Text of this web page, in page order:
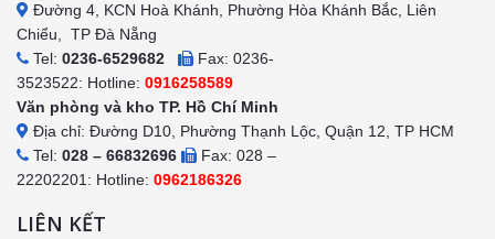
Đường 4, KCN Hoà Khánh, Phường Hòa Khánh Bắc, Liên
Chiểu, TP Đà Nẵng
Tel: 0236-6529682
Fax: 0236-
3523522: Hotline: 0916258589
Văn phòng và kho TP. Hồ Chí Minh
Địa chỉ: Đường D10, Phường Thạnh Lộc, Quận 12, TP HCM
Tel: 028 – 66832696
Fax: 028 –
22202201: Hotline: 0962186326
LIÊN KẾT